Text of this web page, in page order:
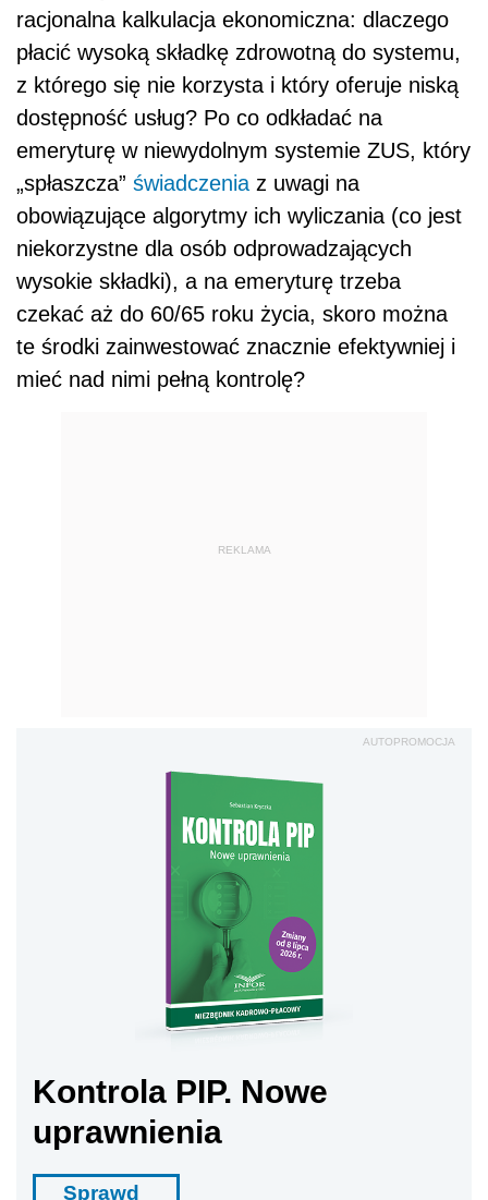
racjonalna kalkulacja ekonomiczna: dlaczego
płacić wysoką składkę zdrowotną do systemu,
z którego się nie korzysta i który oferuje niską
dostępność usług? Po co odkładać na
emeryturę w niewydolnym systemie ZUS, który
„spłaszcza” świadczenia z uwagi na
obowiązujące algorytmy ich wyliczania (co jest
niekorzystne dla osób odprowadzających
wysokie składki), a na emeryturę trzeba
czekać aż do 60/65 roku życia, skoro można
te środki zainwestować znacznie efektywniej i
mieć nad nimi pełną kontrolę?
REKLAMA
AUTOPROMOCJA
Kontrola PIP. Nowe
uprawnienia
Sprawd